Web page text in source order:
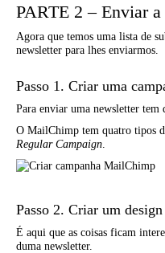
PARTE 2 – Enviar
Agora que temos uma lista de
newsletter para lhes enviarmos.
Passo 1. Criar uma
Para enviar uma newsletter tem
O MailChimp tem quatro tipos
Regular Campaign
Passo 2. Criar um design
É aqui que as coisas ficam
duma newsletter.